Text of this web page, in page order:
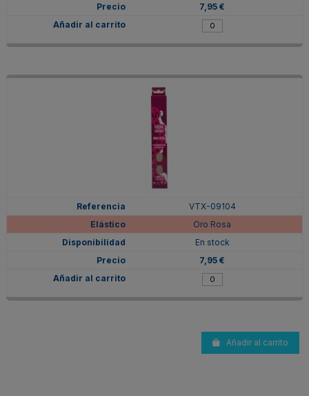
7,95 €
VTX-09104
Oro Rosa
En stock
7,95 €
Añadir al carrito